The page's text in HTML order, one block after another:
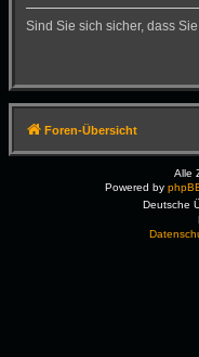
Sind Sie sich sicher, dass
Foren-Übersicht
Alle
Powered by
Deutsche